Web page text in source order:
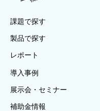
課題で探す
製品で探す
レポート
導入事例
展示会・セミナー
補助金情報